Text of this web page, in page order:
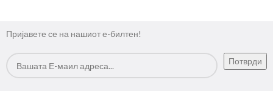
Пријавете се на нашиот е-билтен!